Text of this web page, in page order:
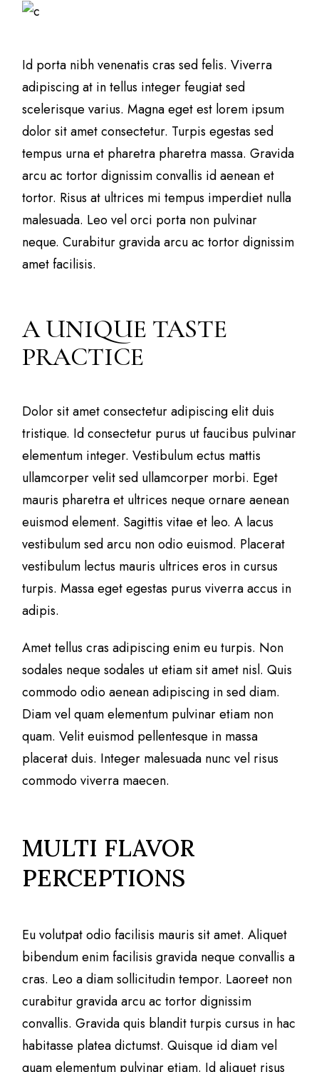
Id porta nibh venenatis cras sed felis. Viverra
adipiscing at in tellus integer feugiat sed
scelerisque varius. Magna eget est lorem ipsum
dolor sit amet consectetur. Turpis egestas sed
tempus urna et pharetra pharetra massa. Gravida
arcu ac tortor dignissim convallis id aenean et
tortor. Risus at ultrices mi tempus imperdiet nulla
malesuada. Leo vel orci porta non pulvinar
neque. Curabitur gravida arcu ac tortor dignissim
amet facilisis.
A UNIQUE TASTE
PRACTICE
Dolor sit amet consectetur adipiscing elit duis
tristique. Id consectetur purus ut faucibus pulvinar
elementum integer. Vestibulum ectus mattis
ullamcorper velit sed ullamcorper morbi. Eget
mauris pharetra et ultrices neque ornare aenean
euismod element. Sagittis vitae et leo. A lacus
vestibulum sed arcu non odio euismod. Placerat
vestibulum lectus mauris ultrices eros in cursus
turpis. Massa eget egestas purus viverra accus in
adipis.
Amet tellus cras adipiscing enim eu turpis. Non
sodales neque sodales ut etiam sit amet nisl. Quis
commodo odio aenean adipiscing in sed diam.
Diam vel quam elementum pulvinar etiam non
quam. Velit euismod pellentesque in massa
placerat duis. Integer malesuada nunc vel risus
commodo viverra maecen.
MULTI FLAVOR
PERCEPTIONS
Eu volutpat odio facilisis mauris sit amet. Aliquet
bibendum enim facilisis gravida neque convallis a
cras. Leo a diam sollicitudin tempor. Laoreet non
curabitur gravida arcu ac tortor dignissim
convallis. Gravida quis blandit turpis cursus in hac
habitasse platea dictumst. Quisque id diam vel
quam elementum pulvinar etiam. Id aliquet risus